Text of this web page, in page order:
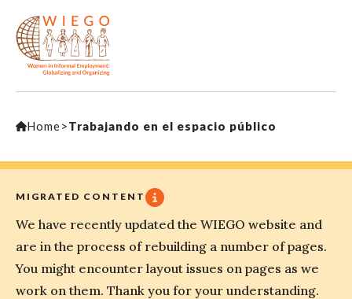
Home>Trabajando en el espacio público
MIGRATED CONTENT
We have recently updated the WIEGO website and
are in the process of rebuilding a number of pages.
You might encounter layout issues on pages as we
work on them. Thank you for your understanding.